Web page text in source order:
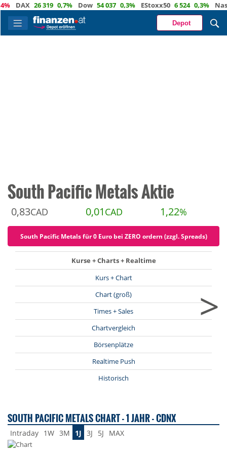
DAX 26 319 0,7% Dow 54 037 0,3% EStoxx50 6 524 0,3% Nasdaq
Depot
South Pacific Metals Aktie
0,83CAD 0,01 CAD 1,22%
South Pacific Metals für 0 Euro bei ZERO ordern (zzgl. Spreads)
Kurse + Charts + Realtime
Kurs + Chart
Chart (groß)
Times + Sales
Chartvergleich
Börsenplätze
Realtime Push
Historisch
>
SOUTH PACIFIC METALS CHART - 1 JAHR - CDNX
Intraday 1W 3M 1J 3J 5J MAX